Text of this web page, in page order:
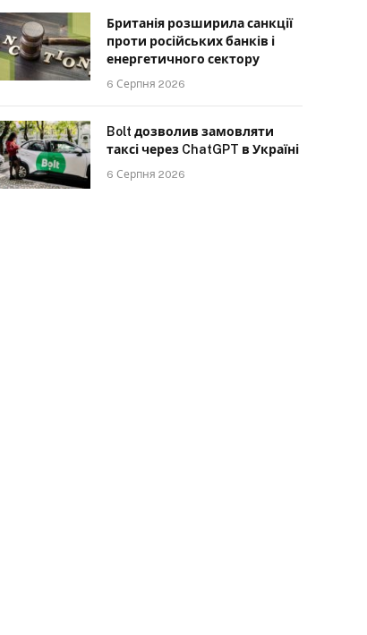
Британія розширила санкції
проти російських банків і
енергетичного сектору
6 Серпня 2026
Bolt дозволив замовляти
таксі через ChatGPT в Україні
6 Серпня 2026